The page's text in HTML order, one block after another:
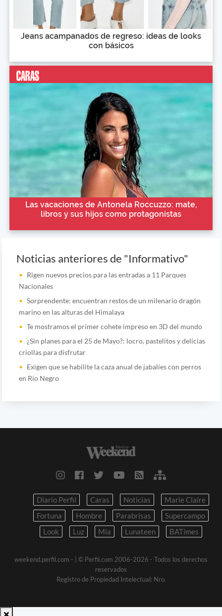
Jeans acampanados de regreso: ideas de looks
con básicos
Las vacaciones de Antonela Roccuzzo: mate,
libros y sus hijos como protagonistas
Noticias anteriores de "Informativo"
Rigen nuevos precios para las entradas a 11 Parques
Nacionales
Sorprendente: encuentran restos de un milenario dragón
marino en las alturas del Himalaya
Te mostramos el primer cohete impreso en 3D del mundo
¿Sin planes para el 25 de Mayo?: locro, pastelitos y delicias
criollas para disfrutar
Exigen que se habilite la caza anual de jabalíes con perros
en Río Negro
Diario Perfil Caras Noticias
Marie Claire
Fortuna
Hombre Parabrisas
Supercampo
Look
Luz Mia Lunateen BATimes
weekend.perfil.com -
| © Perfil.com 2006-2026 - Todos los derechos
reservados
Registro de Propiedad Intelectual: Nro.